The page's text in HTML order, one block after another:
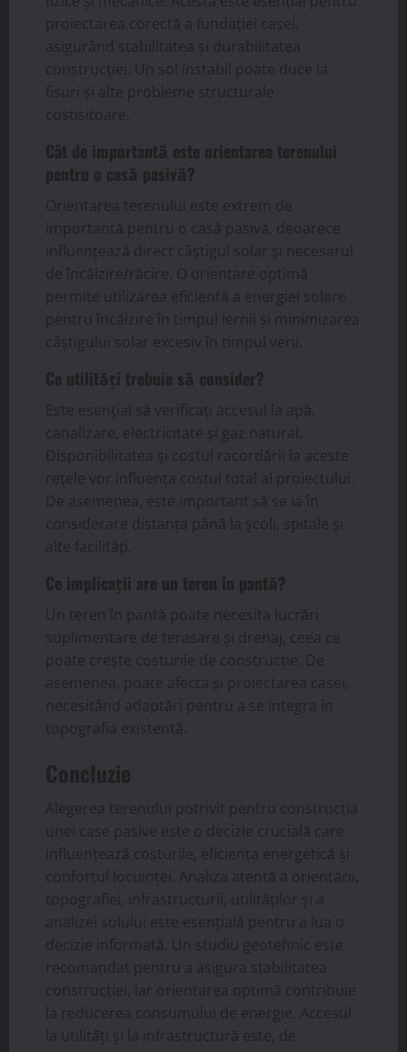
proiectarea corectă a fundației casei,
asigurând stabilitatea și durabilitatea
construcției. Un sol instabil poate duce la
fisuri și alte probleme structurale
costisitoare.
Cât de importantă este orientarea terenului
pentru o casă pasivă?
Orientarea terenului este extrem de
importantă pentru o casă pasivă, deoarece
influențează direct câștigul solar și necesarul
de încălzire/răcire. O orientare optimă
permite utilizarea eficientă a energiei solare
pentru încălzire în timpul iernii și minimizarea
câștigului solar excesiv în timpul verii.
Ce utilități trebuie să consider?
Este esențial să verificați accesul la apă,
canalizare, electricitate și gaz natural.
Disponibilitatea și costul racordării la aceste
rețele vor influența costul total al proiectului.
De asemenea, este important să se ia în
considerare distanța până la școli, spitale și
alte facilități.
Ce implicații are un teren în pantă?
Un teren în pantă poate necesita lucrări
suplimentare de terasare și drenaj, ceea ce
poate crește costurile de construcție. De
asemenea, poate afecta și proiectarea casei,
necesitând adaptări pentru a se integra în
topografia existentă.
Concluzie
Alegerea terenului potrivit pentru construcția
unei case pasive este o decizie crucială care
influențează costurile, eficiența energetică și
confortul locuinței. Analiza atentă a orientării,
topografiei, infrastructurii, utilităților și a
analizei solului este esențială pentru a lua o
decizie informată. Un studiu geotehnic este
recomandat pentru a asigura stabilitatea
construcției, iar orientarea optimă contribuie
la reducerea consumului de energie. Accesul
la utilități și la infrastructură este, de